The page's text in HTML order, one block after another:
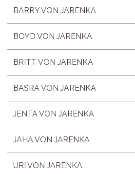
BARRY VON JARENKA
BOYD VON JARENKA
BRITT VON JARENKA
BASRA VON JARENKA
JENTA VON JARENKA
JAHA VON JARENKA
URI VON JARENKA